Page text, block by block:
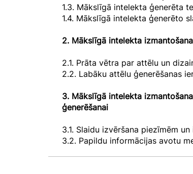
1.3. Mākslīgā intelekta ģenerēta
1.4. Mākslīgā intelekta ģenerēto
2. Mākslīgā intelekta
2.1. Prāta vētra par attēlu un
2.2. Labāku attēlu ģenerēšanas
3. Mākslīgā intelekta
ģenerēšanai
3.1. Slaidu izvēršana piezīmēm
3.2. Papildu informācijas avotu